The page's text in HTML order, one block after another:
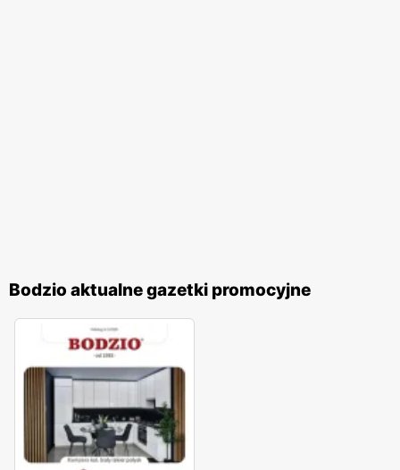
Bodzio aktualne gazetki promocyjne